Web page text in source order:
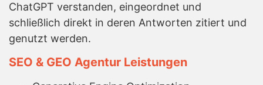
ChatGPT verstanden, eingeordnet und
schließlich direkt in deren Antworten zitiert und
genutzt werden.
SEO & GEO Agentur Leistungen